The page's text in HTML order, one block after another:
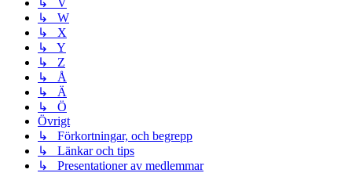
↳ W
↳ X
↳ Y
↳ Z
↳ Å
↳ Ä
↳ Ö
Övrigt
↳ Förkortningar, och begrepp
↳ Länkar och tips
↳ Presentationer av medlemmar